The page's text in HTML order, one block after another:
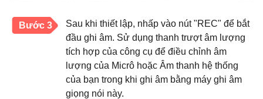
Bước 3
Sau khi thiết lập, nhấp vào nút "REC" để bắt
đầu ghi âm. Sử dụng thanh trượt âm lượng
tích hợp của công cụ để điều chỉnh âm
lượng của Micrô hoặc Âm thanh hệ thống
của bạn trong khi ghi âm bằng máy ghi âm
giọng nói này.